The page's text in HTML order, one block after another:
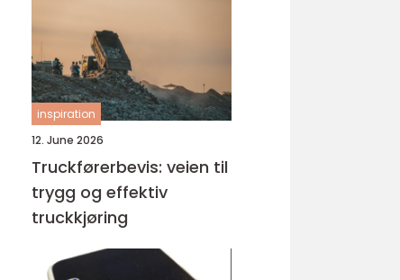
inspiration
12. June 2026
Truckførerbevis: veien til
trygg og effektiv
truckkjøring